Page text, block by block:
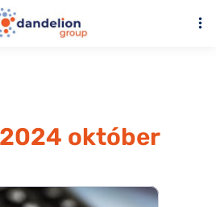
more_vert
2024 október